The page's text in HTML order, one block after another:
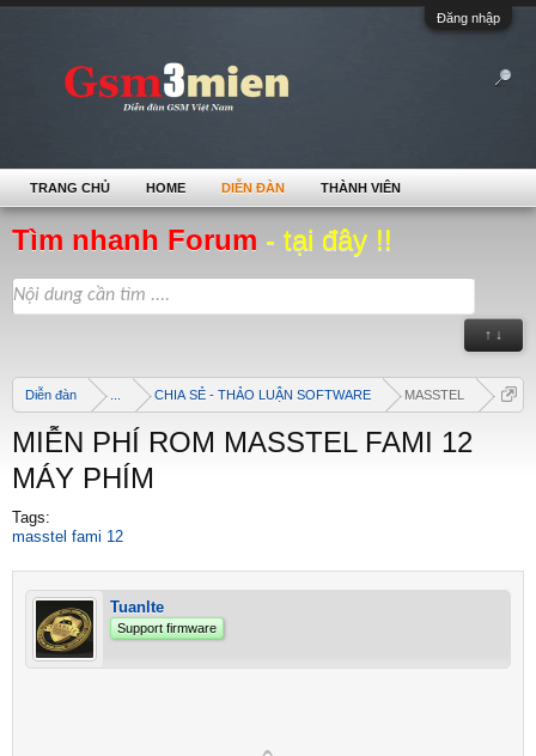
Đăng nhập
Tìm nhanh Forum - tại đây !!
↑ ↓
Diễn đàn CHIA SẺ - THẢO LUẬN SOFTWARE MASSTEL
MIỄN PHÍ ROM MASSTEL FAMI 12
MÁY PHÍM
Tags:
masstel fami 12
Tuanlte
Support firmware
TRANG CHỦ HOME DIỄN ĐÀN THÀNH VIÊN